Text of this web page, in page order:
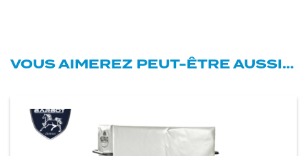
VOUS AIMEREZ PEUT-ÊTRE AUSSI…